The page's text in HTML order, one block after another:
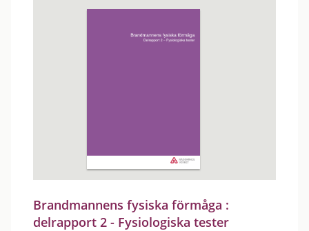
Brandmannens fysiska förmåga :
delrapport 2 - Fysiologiska tester